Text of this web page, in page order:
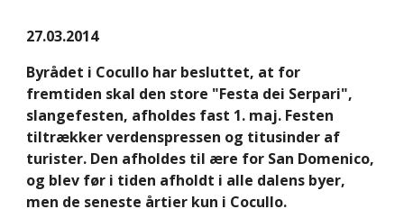
27.03.2014
Byrådet i Cocullo har besluttet, at for
fremtiden skal den store "Festa dei Serpari",
slangefesten, afholdes fast 1. maj. Festen
tiltrækker verdenspressen og titusinder af
turister. Den afholdes til ære for San Domenico,
og blev før i tiden afholdt i alle dalens byer,
men de seneste årtier kun i Cocullo.